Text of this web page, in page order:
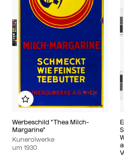
Werbeschild "Thea Milch-
Margarine"
Kunerolwerke
um 1930
Zu meinem Album